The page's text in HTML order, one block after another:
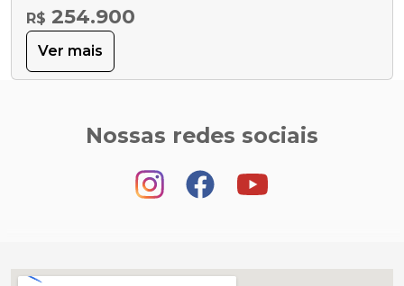
R$ 254.900
Ver mais
Nossas redes sociais